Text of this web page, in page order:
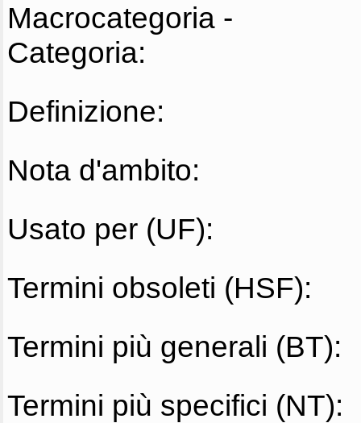
Macrocategoria -
Categoria:
Definizione:
Nota d'ambito:
Usato per (UF):
Termini obsoleti (HSF):
Termini più generali (BT):
Termini più specifici (NT):